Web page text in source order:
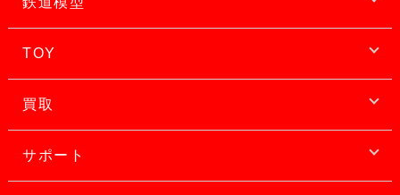
TOY
買取
サポート